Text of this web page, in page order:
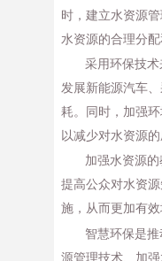
时，建立水资源
水资源的合理分配
采用环保技
发展新能源汽车
耗。同时，加强
以减少对水资源的
加强水资源
提高公众对水资
施，从而更加有效
智慧环保是
源管理技术、加